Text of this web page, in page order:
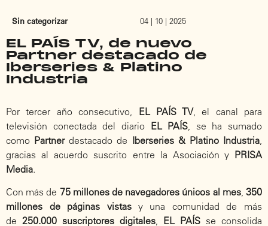
Sin categorizar 04 | 10 | 2025
EL PAÍS TV, de nuevo
Partner destacado de
Iberseries & Platino
Industria
Por tercer año consecutivo, EL PAÍS TV, el canal para
televisión conectada del diario EL PAÍS , se ha sumado
como Partnerdestacado de Iberseries & Platino Industria
gracias al acuerdo suscrito entre la Asociación y PRISA
Media.
Con más de 75 millones de navegadores únicos al mes,350
millones de páginas vistasy una comunidad de más
de 250.000 suscriptores digitales, EL PAÍS se consolida